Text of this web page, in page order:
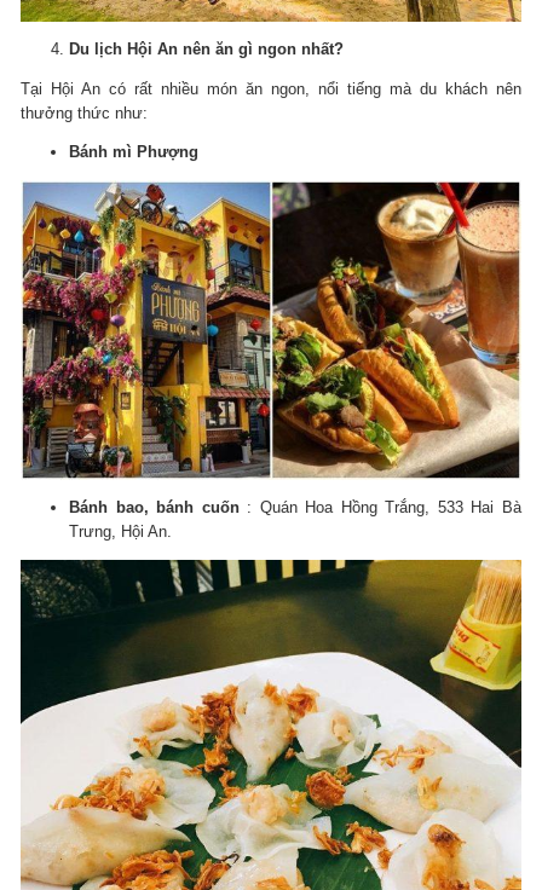
Du lịch Hội An nên ăn gì ngon nhất?
Tại Hội An có rất nhiều món ăn ngon, nổi tiếng mà du khách nên
thưởng thức như:
Bánh mì Phượng
Bánh bao, bánh cuốn: Quán Hoa Hồng Trắng, 533 Hai Bà
Trưng, ​​Hội An.